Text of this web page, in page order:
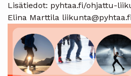
Lisätiedot: pyhtaa.fi/ohjattu-
Elina Marttila